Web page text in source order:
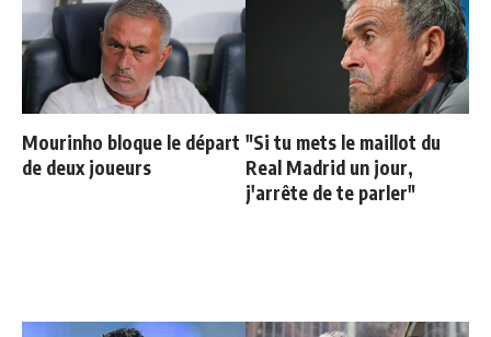
Mourinho bloque le départ
de deux joueurs
"Si tu mets le maillot du
Real Madrid un jour,
j'arrête de te parler"